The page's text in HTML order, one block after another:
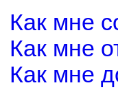
Как мне
Как мне
Как мне